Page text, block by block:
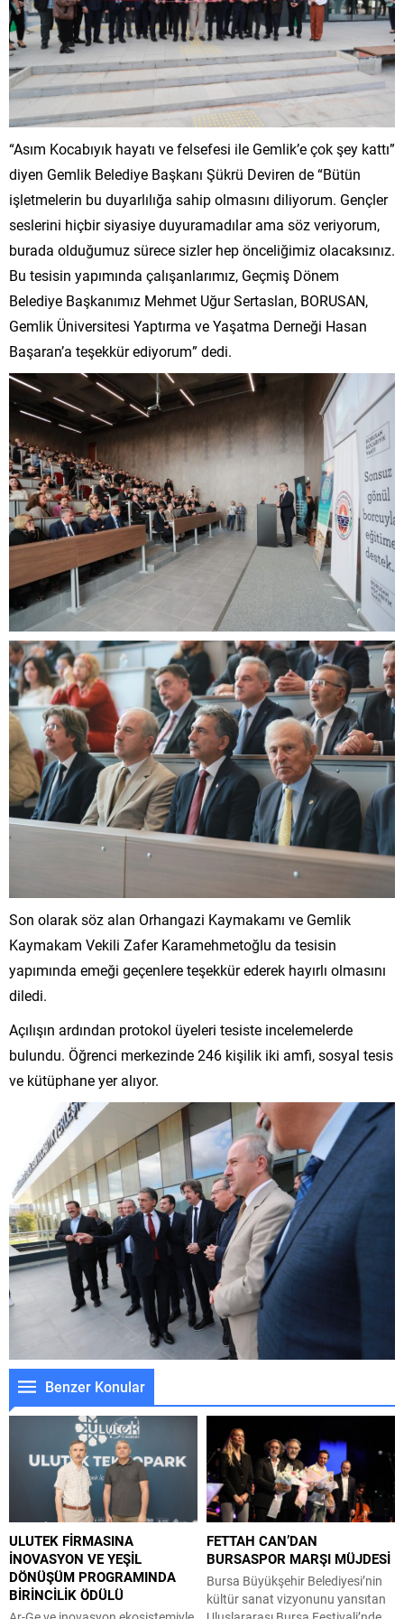
“Asım Kocabıyık hayatı ve felsefesi ile Gemlik’e çok şey kattı”
diyen Gemlik Belediye Başkanı Şükrü Deviren de “Bütün
işletmelerin bu duyarlılığa sahip olmasını diliyorum. Gençler
seslerini hiçbir siyasiye duyuramadılar ama söz veriyorum,
burada olduğumuz sürece sizler hep önceliğimiz olacaksınız.
Bu tesisin yapımında çalışanlarımız, Geçmiş Dönem
Belediye Başkanımız Mehmet Uğur Sertaslan, BORUSAN,
Gemlik Üniversitesi Yaptırma ve Yaşatma Derneği Hasan
Başaran’a teşekkür ediyorum” dedi.
Son olarak söz alan Orhangazi Kaymakamı ve Gemlik
Kaymakam Vekili Zafer Karamehmetoğlu da tesisin
yapımında emeği geçenlere teşekkür ederek hayırlı olmasını
diledi.
Açılışın ardından protokol üyeleri tesiste incelemelerde
bulundu. Öğrenci merkezinde 246 kişilik iki amfi, sosyal tesis
ve kütüphane yer alıyor.
Benzer Konular
ULUTEK FİRMASINA
İNOVASYON VE YEŞİL
DÖNÜŞÜM PROGRAMINDA
BİRİNCİLİK ÖDÜLÜ
FETTAH CAN’DAN
BURSASPOR MARŞI MÜJDESİ
Bursa Büyükşehir Belediyesi’nin
kültür sanat vizyonunu yansıtan